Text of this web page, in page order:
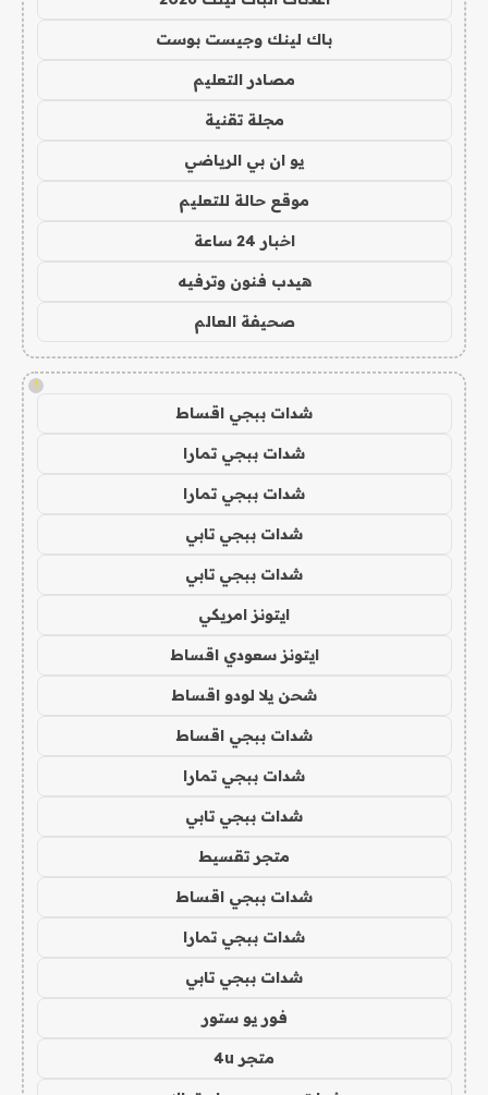
باك لينك وجيست بوست
مصادر التعليم
مجلة تقنية
يو ان بي الرياضي
موقع حالة للتعليم
اخبار 24 ساعة
هيدب فنون وترفيه
صحيفة العالم
!
شدات ببجي اقساط
شدات ببجي تمارا
شدات ببجي تمارا
شدات ببجي تابي
شدات ببجي تابي
ايتونز امريكي
ايتونز سعودي اقساط
شحن يلا لودو اقساط
شدات ببجي اقساط
شدات ببجي تمارا
شدات ببجي تابي
متجر تقسيط
شدات ببجي اقساط
شدات ببجي تمارا
شدات ببجي تابي
فور يو ستور
متجر 4u